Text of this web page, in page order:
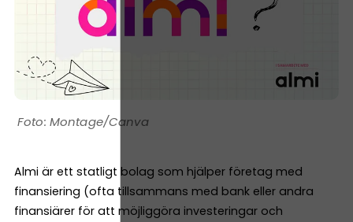
Montage/Canva
Almi är ett statligt bolag som hjälper företag med
finansiering (ofta tillsammans med bank eller andra
finansiärer för att möjliggöra investeringar och